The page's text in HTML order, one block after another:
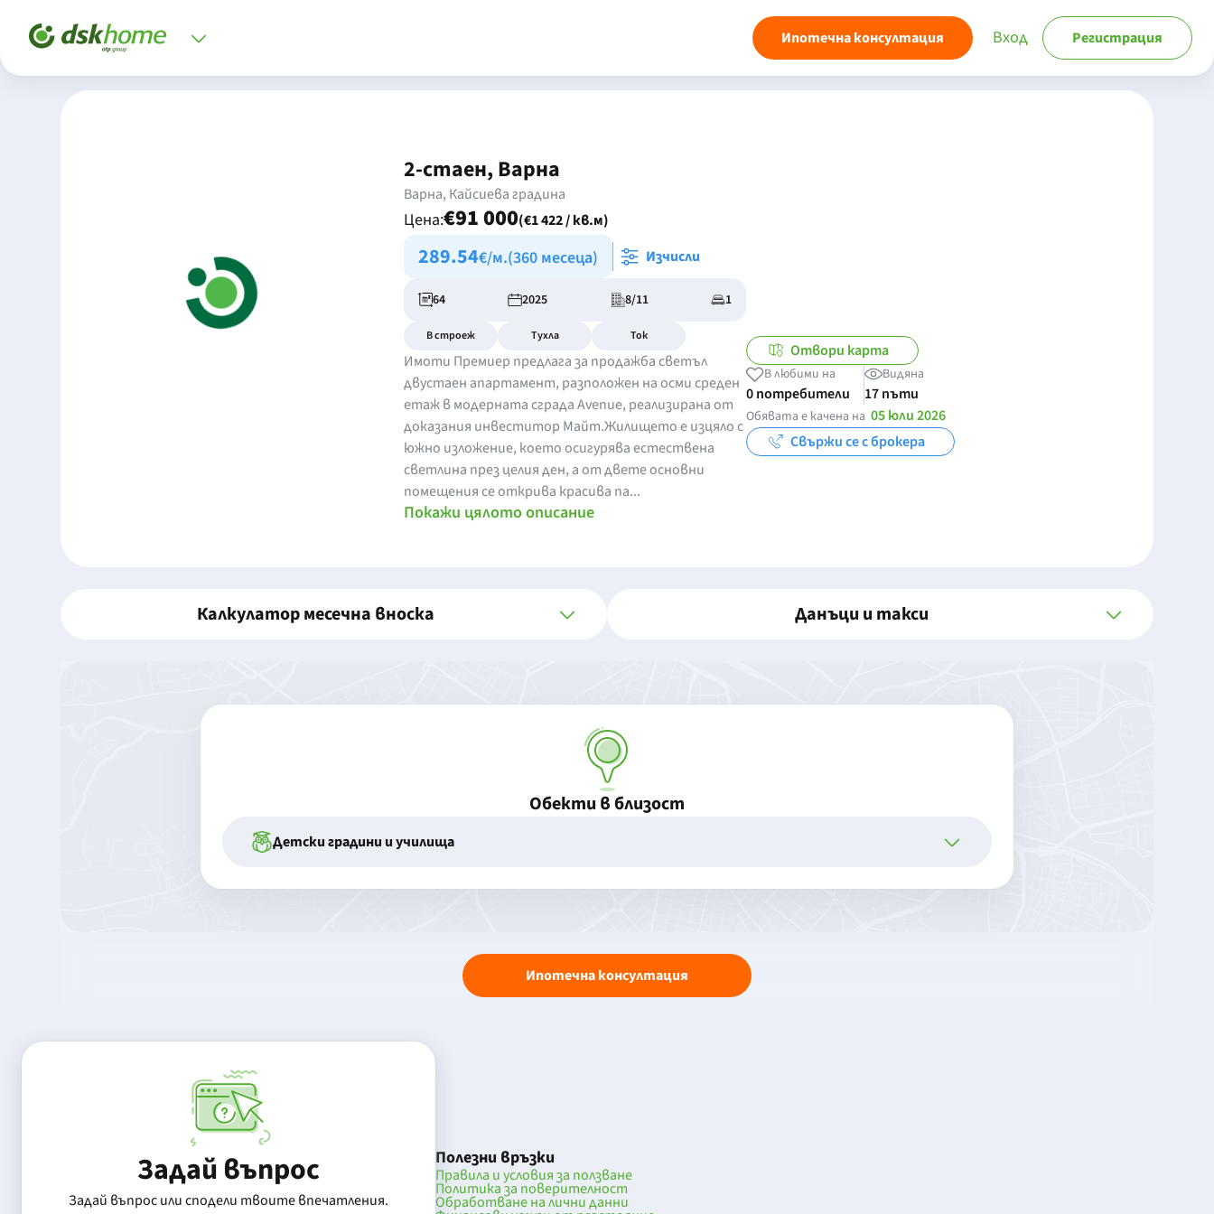
Ипотечна консултация Вход Регистрация
2-стаен, Варна
Варна, Кайсиева градина
Цена:€91 000(€1 422 / кв.м)
289.54€/м.(360 месеца) Изчисли
64 2025 8/11 1
В строеж Тухла Ток
Имоти Премиер предлага за продажба светъл
двустаен апартамент, разположен на осми среден
етаж в модерната сграда Avenue, реализирана от
доказания инвеститор Майт.Жилището е изцяло с
южно изложение, което осигурява естествена
светлина през целия ден, а от двете основни
помещения се открива красива па...
Покажи цялото описание
Отвори карта
В любими на
0 потребители
Видяна
17 пъти
Обявата е качена на 05 юли 2026
Свържи се с брокера
Калкулатор месечна вноска Данъци и такси
Обекти в близост
Детски градини и училища
Ипотечна консултация
Задай въпрос
Задай въпрос или сподели твоите впечатления.
Полезни връзки
Правила и условия за ползване
Политика за поверителност
Обработване на лични данни